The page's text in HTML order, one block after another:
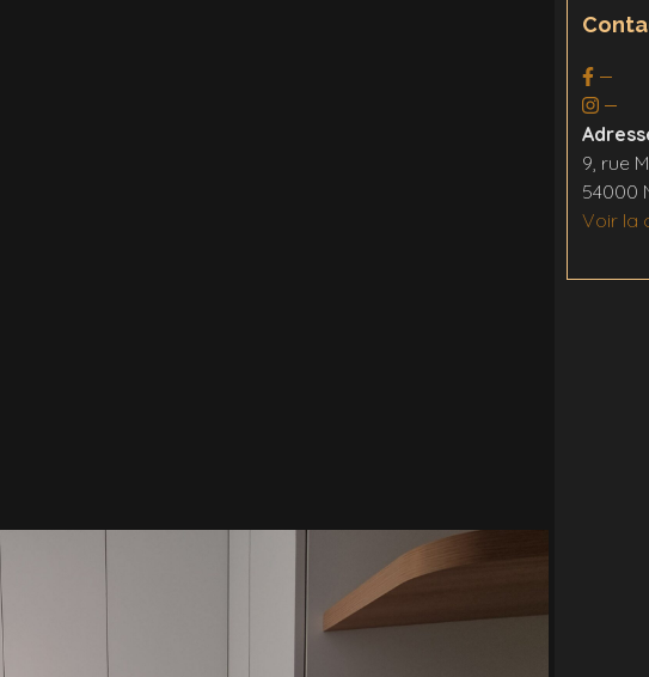
9, rue
54000
Voir la